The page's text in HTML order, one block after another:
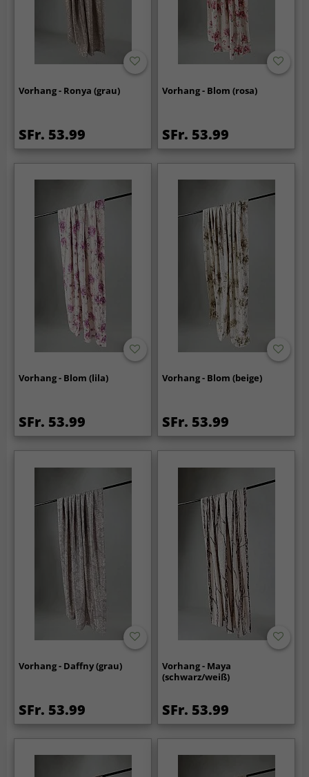
Vorhang - Ronya (grau)
SFr. 53.99
Vorhang - Blom (rosa)
SFr. 53.99
Vorhang - Blom (lila)
SFr. 53.99
Vorhang - Blom (beige)
SFr. 53.99
Vorhang - Daffny (grau)
SFr. 53.99
Vorhang - Maya
(schwarz/weiß)
SFr. 53.99